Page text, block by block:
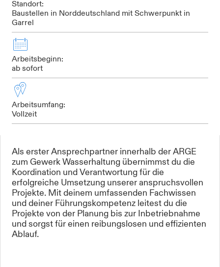
Standort:
Baustellen in Norddeutschland mit Schwerpunkt in
Garrel
Arbeitsbeginn:
ab sofort
Arbeitsumfang:
Vollzeit
Als erster Ansprechpartner innerhalb der ARGE
zum Gewerk Wasserhaltung übernimmst du die
Koordination und Verantwortung für die
erfolgreiche Umsetzung unserer anspruchsvollen
Projekte. Mit deinem umfassenden Fachwissen
und deiner Führungskompetenz leitest du die
Projekte von der Planung bis zur Inbetriebnahme
und sorgst für einen reibungslosen und effizienten
Ablauf.